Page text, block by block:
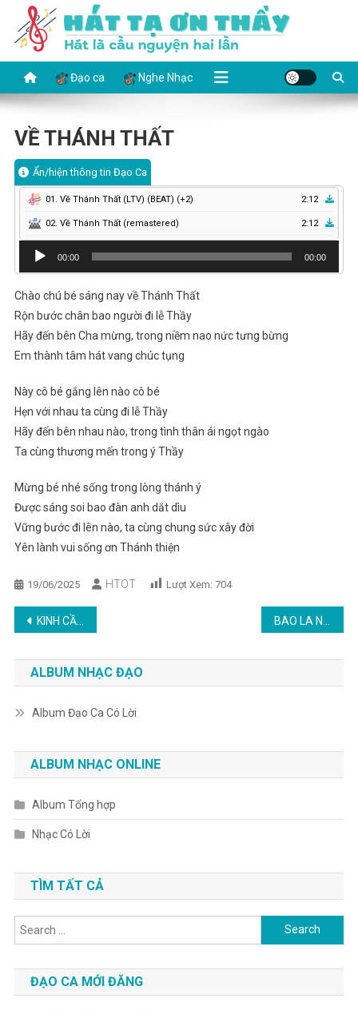
content
HÁT TẠ ƠN THẦY
Hát là cầu nguyện hai lần
Đạo ca
Nghe Nhạc
VỀ THÁNH THẤT
Ẩn/hiện thông tin Đạo Ca
01. Về Thánh Thất (LTV) (BEAT) (+2) 2:12
02. Về Thánh Thất (remastered) 2:12
Audio
Player
00:00 00:00
Chào chú bé sáng nay về Thánh Thất
Rộn bước chân bao người đi lễ Thầy
Hãy đến bên Cha mừng, trong niềm nao nức tưng bừng
Em thành tâm hát vang chúc tụng
Này cô bé gắng lên nào cô bé
Hẹn với nhau ta cùng đi lễ Thầy
Hãy đến bên nhau nào, trong tình thân ái ngọt ngào
Ta cùng thương mến trong ý Thầy
Mừng bé nhé sống trong lòng thánh ý
Được sáng soi bao đàn anh dắt dìu
Vững bước đi lên nào, ta cùng chung sức xây đời
Yên lành vui sống ơn Thánh thiện
19/06/2025 HTOT Lượt Xem: 704
Post
navigation
KINH CẦU THÁNG BẢY
ALBUM NHẠC ĐẠO
Album Đạo Ca Có Lời
ALBUM NHẠC ONLINE
Album Tổng hợp
Nhạc Có Lời
TÌM TẤT CẢ
Search
for:
ĐẠO CA MỚI ĐĂNG